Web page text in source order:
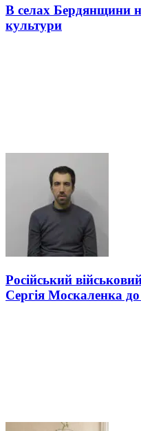
В селах Бердянщини
культури
Російський
Сергія Москаленка до